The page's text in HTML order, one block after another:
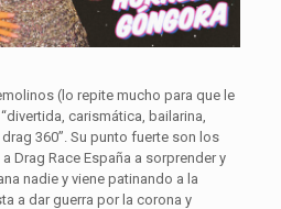
(lo repite mucho para que le
carismática, bailarina,
360”. Su punto fuerte son los
Drag Race España a sorprender y
nadie y viene patinando a la
a dar guerra por la corona y